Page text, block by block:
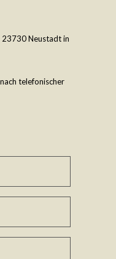
Neustadt in
telefonischer